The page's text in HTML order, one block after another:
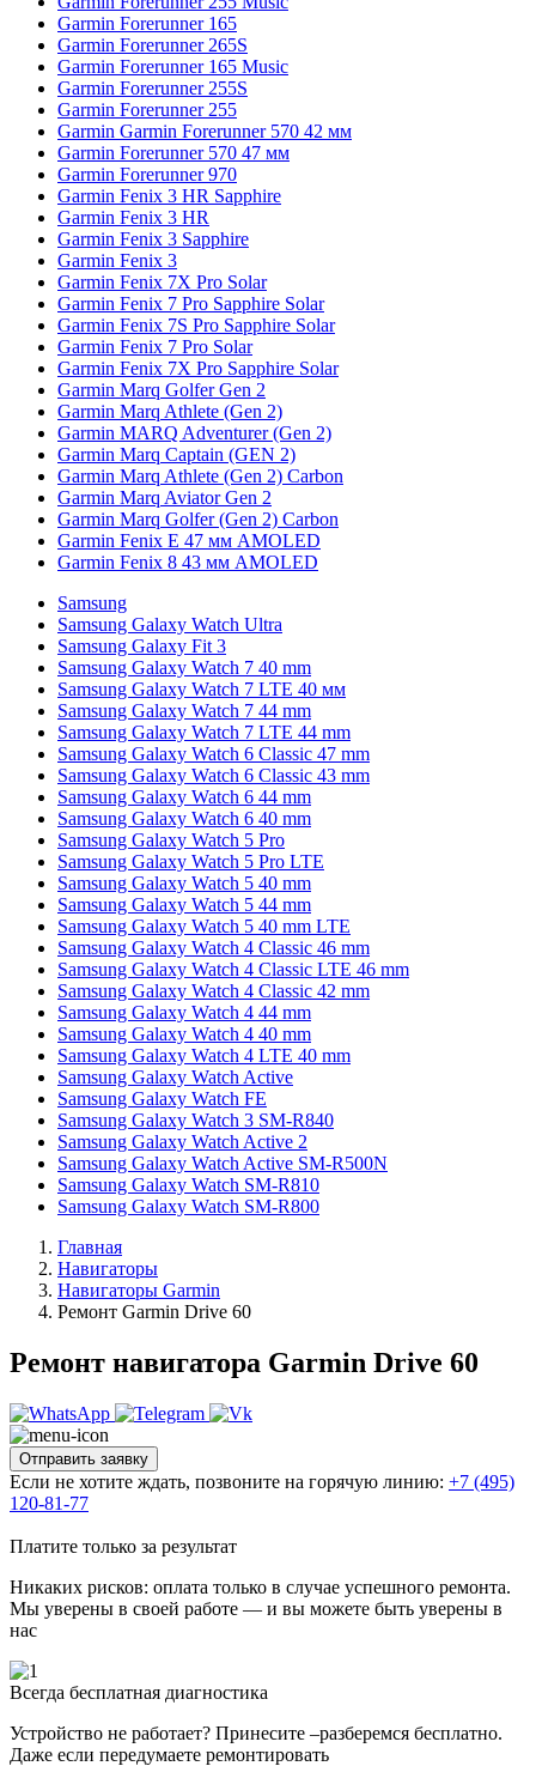
Garmin Forerunner 165
Garmin Forerunner 265S
Garmin Forerunner 165 Music
Garmin Forerunner 255S
Garmin Forerunner 255
Garmin Garmin Forerunner 570 42 мм
Garmin Forerunner 570 47 мм
Garmin Forerunner 970
Garmin Fenix 3 HR Sapphire
Garmin Fenix 3 HR
Garmin Fenix 3 Sapphire
Garmin Fenix 3
Garmin Fenix 7X Pro Solar
Garmin Fenix 7 Pro Sapphire Solar
Garmin Fenix 7S Pro Sapphire Solar
Garmin Fenix 7 Pro Solar
Garmin Fenix 7X Pro Sapphire Solar
Garmin Marq Golfer Gen 2
Garmin Marq Athlete (Gen 2)
Garmin MARQ Adventurer (Gen 2)
Garmin Marq Captain (GEN 2)
Garmin Marq Athlete (Gen 2) Carbon
Garmin Marq Aviator Gen 2
Garmin Marq Golfer (Gen 2) Carbon
Garmin Fenix E 47 мм AMOLED
Garmin Fenix 8 43 мм AMOLED
Samsung
Samsung Galaxy Watch Ultra
Samsung Galaxy Fit 3
Samsung Galaxy Watch 7 40 mm
Samsung Galaxy Watch 7 LTE 40 мм
Samsung Galaxy Watch 7 44 mm
Samsung Galaxy Watch 7 LTE 44 mm
Samsung Galaxy Watch 6 Classic 47 mm
Samsung Galaxy Watch 6 Classic 43 mm
Samsung Galaxy Watch 6 44 mm
Samsung Galaxy Watch 6 40 mm
Samsung Galaxy Watch 5 Pro
Samsung Galaxy Watch 5 Pro LTE
Samsung Galaxy Watch 5 40 mm
Samsung Galaxy Watch 5 44 mm
Samsung Galaxy Watch 5 40 mm LTE
Samsung Galaxy Watch 4 Classic 46 mm
Samsung Galaxy Watch 4 Classic LTE 46 mm
Samsung Galaxy Watch 4 Classic 42 mm
Samsung Galaxy Watch 4 44 mm
Samsung Galaxy Watch 4 40 mm
Samsung Galaxy Watch 4 LTE 40 mm
Samsung Galaxy Watch Active
Samsung Galaxy Watch FE
Samsung Galaxy Watch 3 SM-R840
Samsung Galaxy Watch Active 2
Samsung Galaxy Watch Active SM-R500N
Samsung Galaxy Watch SM-R810
Samsung Galaxy Watch SM-R800
Главная
Навигаторы
Навигаторы Garmin
Ремонт Garmin Drive 60
Ремонт навигатора Garmin Drive 60
Отправить заявку
Если не хотите ждать, позвоните на горячую линию: +7 (495)
120-81-77
Платите только за результат
Никаких рисков: оплата только в случае успешного ремонта.
Мы уверены в своей работе — и вы можете быть уверены в
нас
Всегда бесплатная диагностика
Устройство не работает? Принесите –разберемся бесплатно.
Даже если передумаете ремонтировать